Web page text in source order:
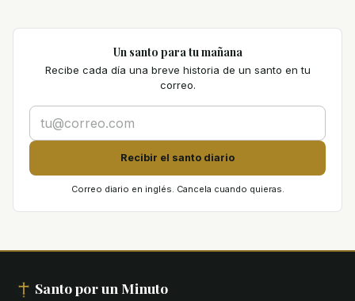
Un santo para tu mañana
Recibe cada día una breve historia de un santo en tu
correo.
Recibir el santo diario
Correo diario en inglés. Cancela cuando quieras.
Santo por un Minuto